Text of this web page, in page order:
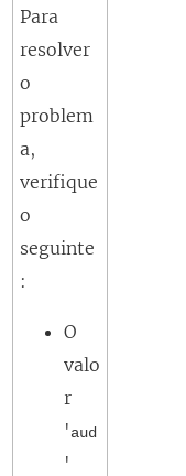
Para
resolver
o
problem
a,
verifique
o
seguinte
:
O
valo
r
'aud
'